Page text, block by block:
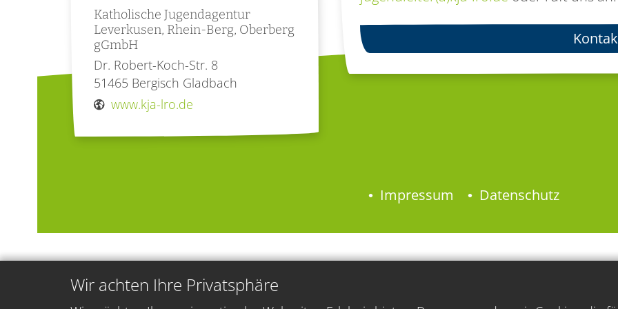
Wir achten Ihre Privatsphäre
Katholische Jugendagentur
Leverkusen, Rhein-Berg, Oberberg
gGmbH
Dr. Robert-Koch-Str. 8
51465 Bergisch Gladbach
www.kja-lro.de
Impressum Datenschutz